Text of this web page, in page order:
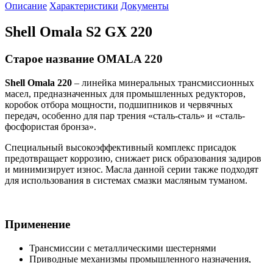
Описание Характеристики Документы
Shell Omala S2 GX 220
Старое название OMALA 220
Shell Omala 220 – линейка минеральных трансмиссионных
масел, предназначенных для промышленных редукторов,
коробок отбора мощности, подшипников и червячных
передач, особенно для пар трения «сталь-сталь» и «сталь-
фосфористая бронза».
Специальный высокоэффективный комплекс присадок
предотвращает коррозию, снижает риск образования задиров
и минимизирует износ. Масла данной серии также подходят
для использования в системах смазки масляным туманом.
Применение
Трансмиссии с металлическими шестернями
Приводные механизмы промышленного назначения,